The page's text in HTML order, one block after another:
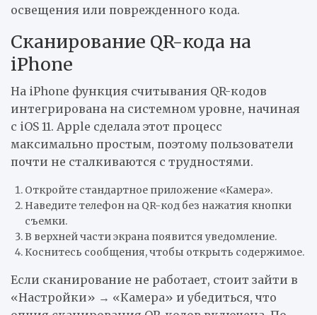
освещения или поврежденного кода.
Сканирование QR-кода на
iPhone
На iPhone функция считывания QR-кодов
интегрирована на системном уровне, начиная
с iOS 11. Apple сделала этот процесс
максимально простым, поэтому пользователи
почти не сталкиваются с трудностями.
Откройте стандартное приложение «Камера».
Наведите телефон на QR-код без нажатия кнопки
съемки.
В верхней части экрана появится уведомление.
Коснитесь сообщения, чтобы открыть содержимое.
Если сканирование не работает, стоит зайти в
«Настройки» → «Камера» и убедиться, что